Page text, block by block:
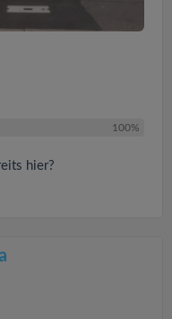
100%
hier?